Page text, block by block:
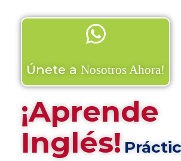
Únete a Nosotros Ahora!
¡Aprende
Inglés!